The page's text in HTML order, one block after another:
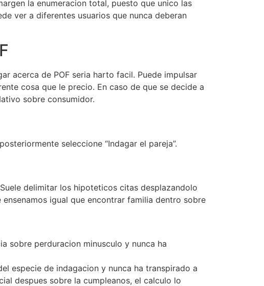
la enumeracion total, puesto que unico las
ver a diferentes usuarios que nunca deberan
acerca de POF seria harto facil. Puede impulsar
cosa que le precio. En caso de que se decide a
sobre consumidor.
seleccione “Indagar el pareja”.
delimitar los hipoteticos citas desplazandolo
igual que encontrar familia dentro sobre
sobre perduracion minusculo y nunca ha
especie de indagacion y nunca ha transpirado a
despues sobre la cumpleanos, el calculo lo